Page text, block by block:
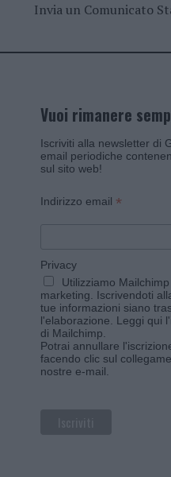
Invia un Comunicato
Vuoi rimanere
Iscriviti alla newsletter di
email periodiche
sul sito web!
Indirizzo email *
Privacy
Utilizziamo
marketing. Iscrivendoti
tue informazioni siano
l'elaborazione. Leggi qui
di Mailchimp
Potrai annullare
facendo clic sul
nostre e-mail.